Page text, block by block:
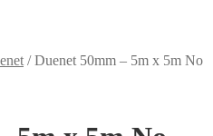
/Duenet 50mm – 5m x 5m No